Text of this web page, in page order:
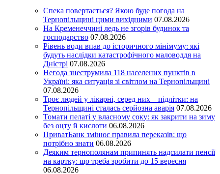
Спека повертається? Якою буде погода на
Тернопільщині цими вихідними 07.08.2026
На Кременеччині ледь не згорів будинок та
господарство 07.08.2026
Рівень води впав до історичного мінімуму: які
будуть наслідки катастрофічного маловоддя на
Дністрі 07.08.2026
Негода знеструмила 118 населених пунктів в
Україні: яка ситуація зі світлом на Тернопільщині
07.08.2026
Троє людей у лікарні, серед них – підлітки: на
Тернопільщині сталась серйозна аварія 07.08.2026
Томати пелаті у власному соку: як закрити на зиму
без оцту й кислоти 06.08.2026
ПриватБанк змінює правила переказів: що
потрібно знати 06.08.2026
Деяким тернополянам припинять надсилати пенсії
на картку: що треба зробити до 15 вересня
06.08.2026